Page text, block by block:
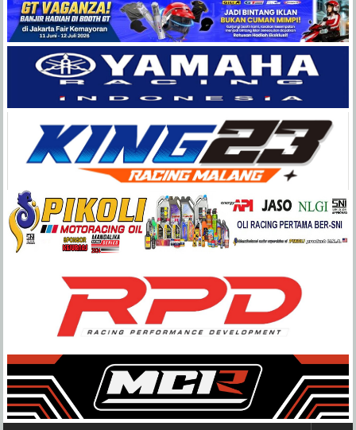
Balap
Paling
Lengkap